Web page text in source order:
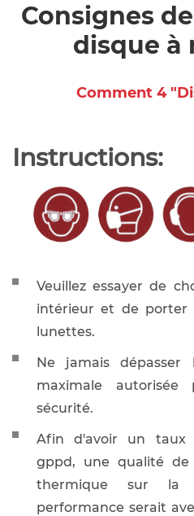
Consignes
disque à
Comment 4
Instructions:
Veuillez essayer de
intérieur et de porter
lunettes.
Ne jamais
maximale
sécurité.
Afin d'avoir un taux
gppd, une qualité
thermique sur la
performance serait